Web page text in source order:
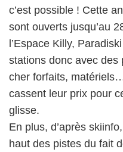
c’est possible ! Cette
sont ouverts jusqu’au
l’Espace Killy,
stations donc avec des
cher forfaits,
cassent leur prix pour
glisse.
En plus, d’après
haut des pistes du fait